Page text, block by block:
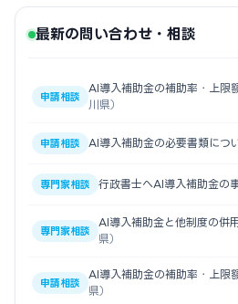
最新の問い合わせ・相談
申請相談
AI導入補助金の補助率・上限
川県）
申請相談 AI導入補助金の必要書類につ
専門家相談 行政書士へAI導入補助金の
専門家相談
AI導入補助金と他制度の併
県）
申請相談
AI導入補助金の補助率・上限
県）